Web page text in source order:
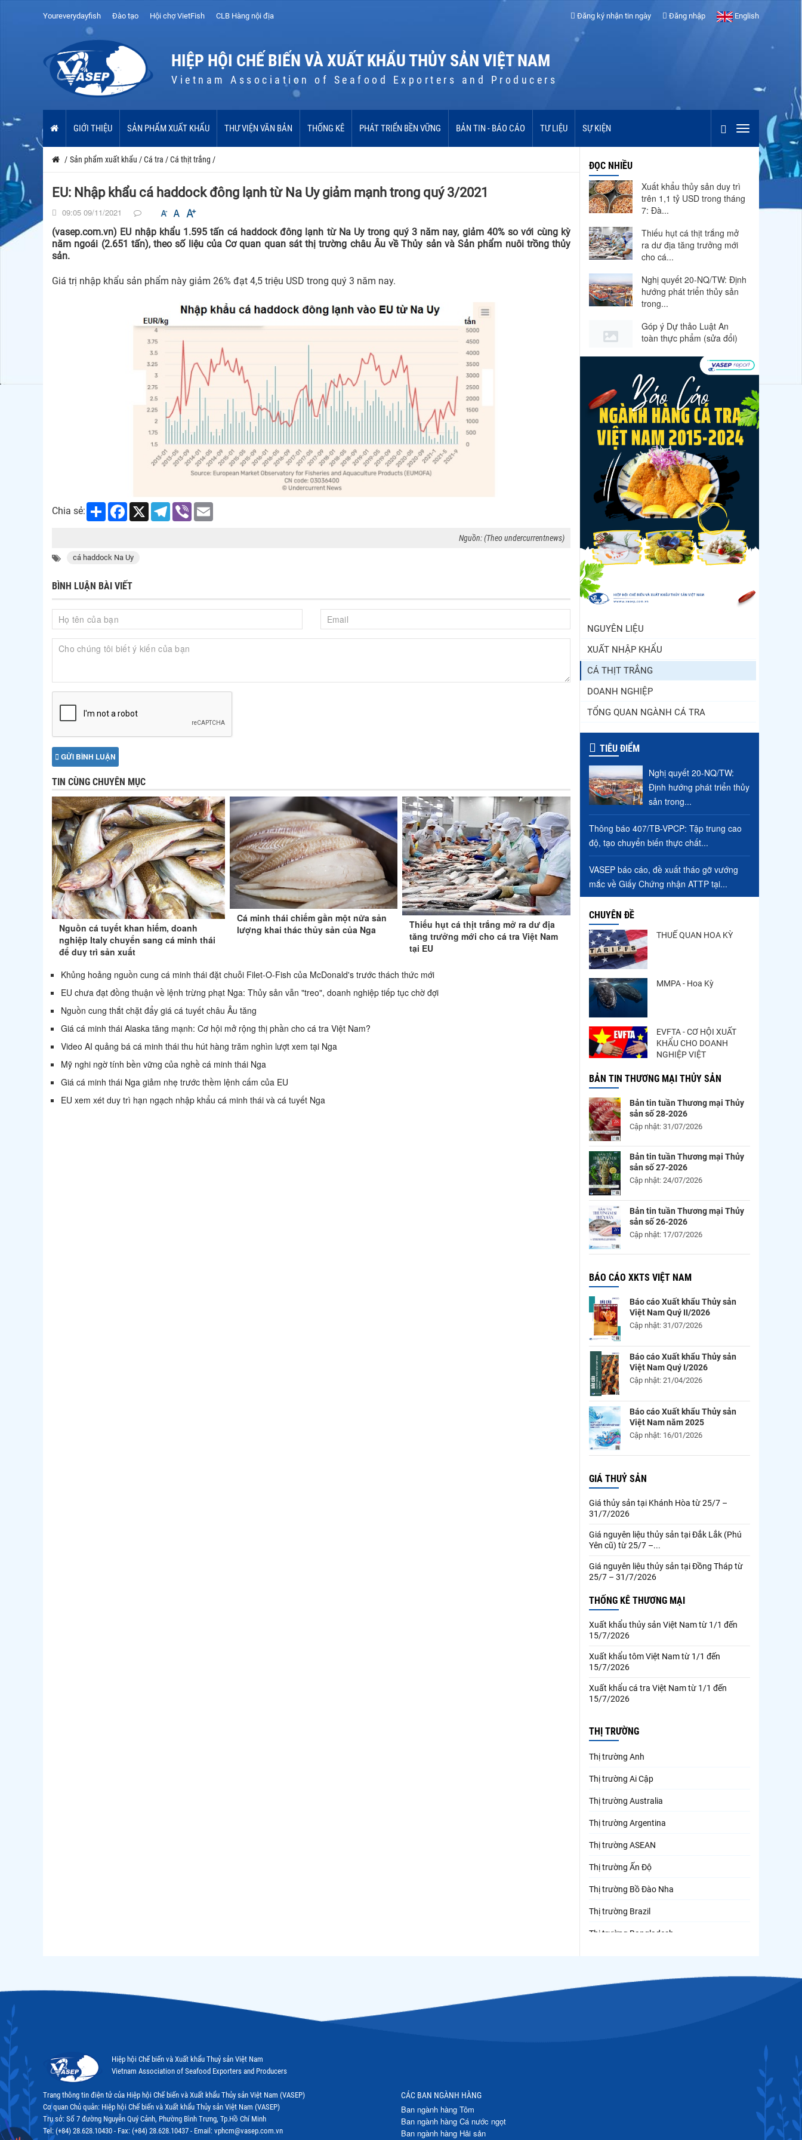
Youreverydayfish Đào tạo Hội chợ VietFish CLB Hàng nội địa Đăng ký nhận tin ngày Đăng nhập English
HIỆP HỘI CHẾ BIẾN VÀ XUẤT KHẨU THỦY SẢN VIỆT NAM
Vietnam Association of Seafood Exporters and Producers
GIỚI THIỆU SẢN PHẨM XUẤT KHẨU THƯ VIỆN VĂN BẢN THỐNG KÊ PHÁT TRIỂN BỀN VỮNG BẢN TIN - BÁO CÁO TƯ LIỆU SỰ KIỆN
/ Sản phẩm xuất khẩu /Cá tra /Cá thịt trắng /
EU: Nhập khẩu cá haddock đông lạnh từ Na Uy giảm mạnh trong quý 3/2021
09:05 09/11/2021
(vasep.com.vn) EU nhập khẩu 1.595 tấn cá haddock đông lạnh từ Na Uy trong quý 3 năm nay, giảm 40% so với cùng kỳ
năm ngoái (2.651 tấn), theo số liệu của Cơ quan quan sát thị trường châu Âu về Thủy sản và Sản phẩm nuôi trồng thủy
sản.
Giá trị nhập khẩu sản phẩm này giảm 26% đạt 4,5 triệu USD trong quý 3 năm nay.
Chia sẻ: Share Facebook
X Telegram
Viber
Nguồn: (Theo undercurrentnews)
cá haddock Na Uy
BÌNH LUẬN BÀI VIẾT
GỬI BÌNH LUẬN
TIN CÙNG CHUYÊN MỤC
Nguồn cá tuyết khan hiếm, doanh
nghiệp Italy chuyển sang cá minh thái
để duy trì sản xuất
Cá minh thái chiếm gần một nửa sản
lượng khai thác thủy sản của Nga
Thiếu hụt cá thịt trắng mở ra dư địa
tăng trưởng mới cho cá tra Việt Nam
tại EU
Khủng hoảng nguồn cung cá minh thái đặt chuỗi Filet-O-Fish của McDonald's trước thách thức mới
EU chưa đạt đồng thuận về lệnh trừng phạt Nga: Thủy sản vẫn "treo", doanh nghiệp tiếp tục chờ đợi
Nguồn cung thắt chặt đẩy giá cá tuyết châu Âu tăng
Giá cá minh thái Alaska tăng mạnh: Cơ hội mở rộng thị phần cho cá tra Việt Nam?
Video AI quảng bá cá minh thái thu hút hàng trăm nghìn lượt xem tại Nga
Mỹ nghi ngờ tính bền vững của nghề cá minh thái Nga
Giá cá minh thái Nga giảm nhẹ trước thềm lệnh cấm của EU
EU xem xét duy trì hạn ngạch nhập khẩu cá minh thái và cá tuyết Nga
ĐỌC NHIỀU
Xuất khẩu thủy sản duy trì
trên 1,1 tỷ USD trong tháng
7: Đà...
Thiếu hụt cá thịt trắng mở
ra dư địa tăng trưởng mới
cho cá...
Nghị quyết 20-NQ/TW: Định
hướng phát triển thủy sản
trong...
Góp ý Dự thảo Luật An
toàn thực phẩm (sửa đổi)
Thuế Mục 301 và bài toán
thích ứng của tôm Việt tại
thị...
VASEP chào đón Công ty
Cổ phần Thương mại Sim
Ba gia nhập...
Nguồn cung giảm, giá cá rô
phi Trung Quốc tiếp tục
tăng
Nhập khẩu tôm của Mỹ
phục hồi trong tháng
5/2026
Trung Quốc tăng mạnh
nhập khẩu mực, trong khi
Điểm tin thủy sản thế giới
NGUYÊN LIỆU
XUẤT NHẬP KHẨU
CÁ THỊT TRẮNG
DOANH NGHIỆP
TỔNG QUAN NGÀNH CÁ TRA
TIÊU ĐIỂM
Nghị quyết 20-NQ/TW:
Định hướng phát triển thủy
sản trong...
Thông báo 407/TB-VPCP: Tập trung cao
độ, tạo chuyển biến thực chất...
VASEP báo cáo, đề xuất tháo gỡ vướng
mắc về Giấy Chứng nhận ATTP tại...
CHUYÊN ĐỀ
THUẾ QUAN HOA KỲ
MMPA - Hoa Kỳ
EVFTA - CƠ HỘI XUẤT
KHẨU CHO DOANH
NGHIỆP VIỆT
BẢN TIN THƯƠNG MẠI THỦY SẢN
Bản tin tuần Thương mại Thủy
sản số 28-2026
Cập nhật: 31/07/2026
Bản tin tuần Thương mại Thủy
sản số 27-2026
Cập nhật: 24/07/2026
Bản tin tuần Thương mại Thủy
sản số 26-2026
Cập nhật: 17/07/2026
BÁO CÁO XKTS VIỆT NAM
Báo cáo Xuất khẩu Thủy sản
Việt Nam Quý II/2026
Cập nhật: 31/07/2026
Báo cáo Xuất khẩu Thủy sản
Việt Nam Quý I/2026
Cập nhật: 21/04/2026
Báo cáo Xuất khẩu Thủy sản
Việt Nam năm 2025
Cập nhật: 16/01/2026
GIÁ THUỶ SẢN
Giá thủy sản tại Khánh Hòa từ 25/7 –
31/7/2026
Giá nguyên liệu thủy sản tại Đắk Lắk (Phú
Yên cũ) từ 25/7 –...
Giá nguyên liệu thủy sản tại Đồng Tháp từ
25/7 – 31/7/2026
THỐNG KÊ THƯƠNG MẠI
Xuất khẩu thủy sản Việt Nam từ 1/1 đến
15/7/2026
Xuất khẩu tôm Việt Nam từ 1/1 đến
15/7/2026
Xuất khẩu cá tra Việt Nam từ 1/1 đến
15/7/2026
THỊ TRƯỜNG
Thị trường Anh
Thị trường Ai Cập
Thị trường Australia
Thị trường Argentina
Thị trường ASEAN
Thị trường Ấn Độ
Thị trường Bồ Đào Nha
Thị trường Brazil
Thị trường Bangladesh
Thị trường Canada
Hiệp hội Chế biến và Xuất khẩu Thuỷ sản Việt Nam
Vietnam Association of Seafood Exporters and Producers
Trang thông tin điện tử của Hiệp hội Chế biến và Xuất khẩu Thủy sản Việt Nam (VASEP)
Cơ quan Chủ quản: Hiệp hội Chế biến và Xuất khẩu Thủy sản Việt Nam (VASEP)
Trụ sở: Số 7 đường Nguyễn Quý Cảnh, Phường Bình Trưng, Tp.Hồ Chí Minh
Tel: (+84) 28.628.10430 - Fax: (+84) 28.628.10437 - Email: vphcm@vasep.com.vn
CÁC BAN NGÀNH HÀNG
Ban ngành hàng Tôm
Ban ngành hàng Cá nước ngọt
Ban ngành hàng Hải sản